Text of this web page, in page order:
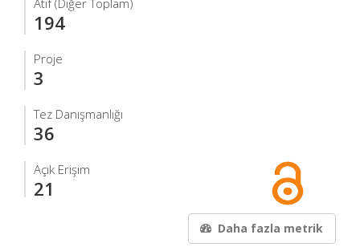
194
Proje
3
Tez Danışmanlığı
36
Açık Erişim
21
Daha fazla metrik